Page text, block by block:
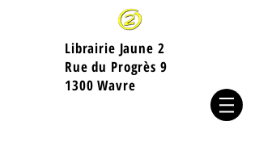
Librairie Jaune 2
​Rue du Progrès 9
1300 Wavre